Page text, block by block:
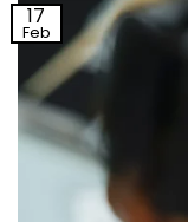
17
Feb